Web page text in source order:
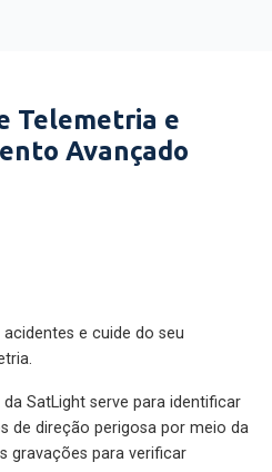
Telemetria e
Avançado
e cuide do seu
SatLight serve para identificar
de direção perigosa por meio da
gravações para verificar